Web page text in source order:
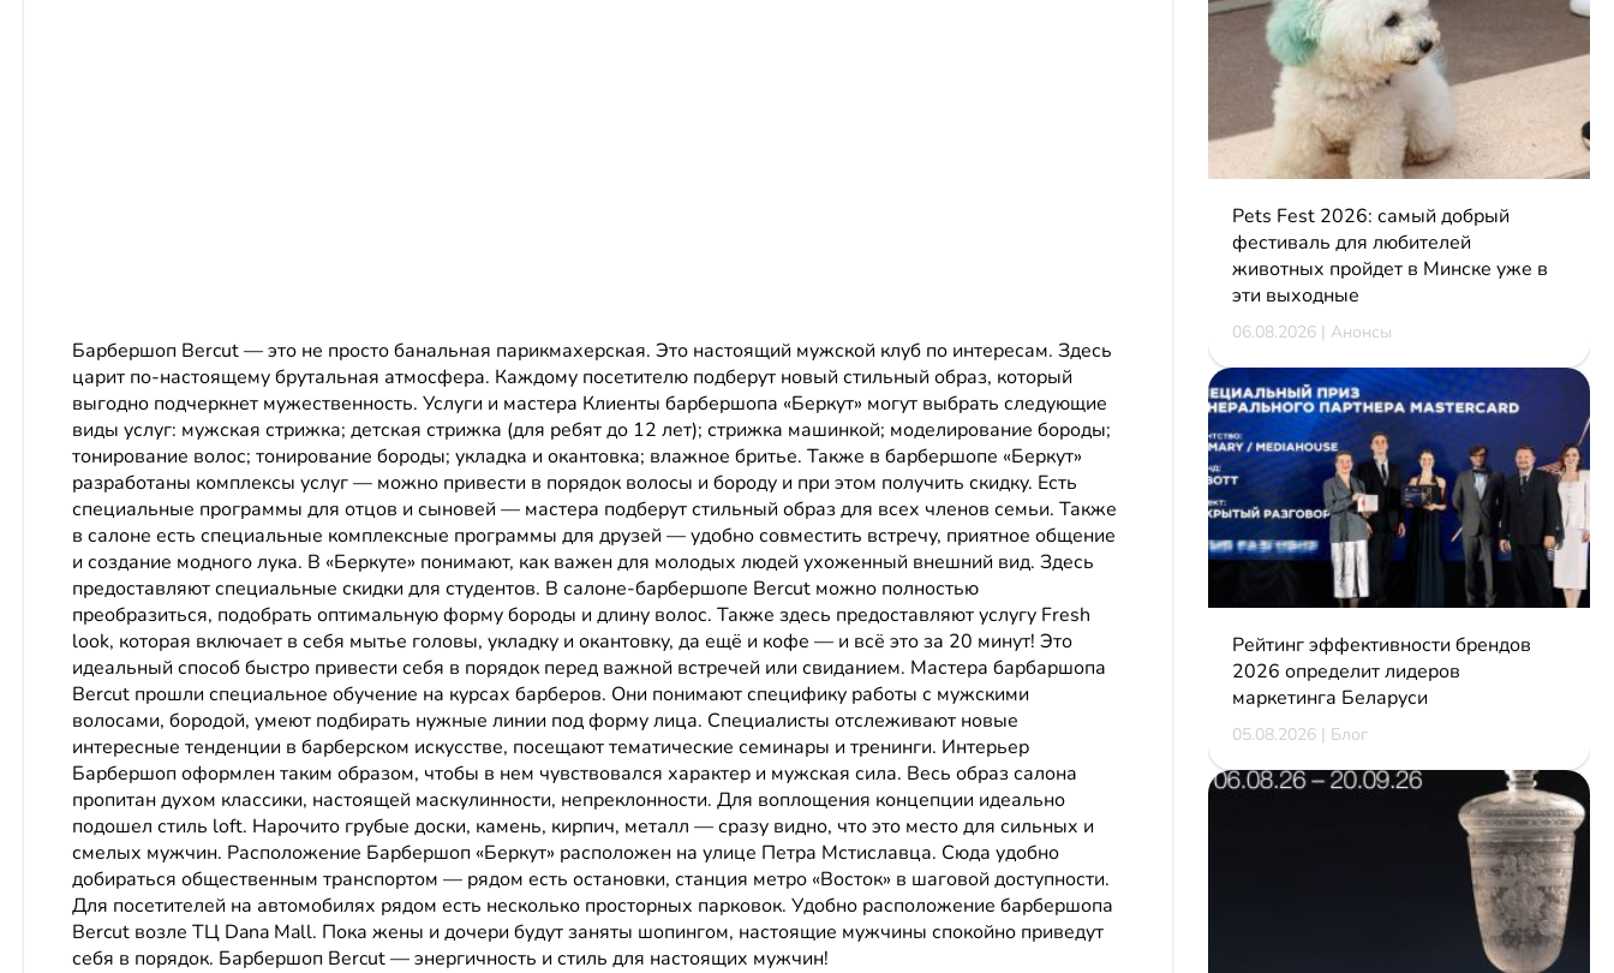
Барбершоп Bercut — это не просто банальная парикмахерская. Это настоящий мужской клуб по интересам. Здесь
царит по-настоящему брутальная атмосфера. Каждому посетителю подберут новый стильный образ, который
выгодно подчеркнет мужественность. Услуги и мастера Клиенты барбершопа «Беркут» могут выбрать следующие
виды услуг: мужская стрижка; детская стрижка (для ребят до 12 лет); стрижка машинкой; моделирование бороды;
тонирование волос; тонирование бороды; укладка и окантовка; влажное бритье. Также в барбершопе «Беркут»
разработаны комплексы услуг — можно привести в порядок волосы и бороду и при этом получить скидку. Есть
специальные программы для отцов и сыновей — мастера подберут стильный образ для всех членов семьи. Также
в салоне есть специальные комплексные программы для друзей — удобно совместить встречу, приятное общение
и создание модного лука. В «Беркуте» понимают, как важен для молодых людей ухоженный внешний вид. Здесь
предоставляют специальные скидки для студентов. В салоне-барбершопе Bercut можно полностью
преобразиться, подобрать оптимальную форму бороды и длину волос. Также здесь предоставляют услугу Fresh
look, которая включает в себя мытье головы, укладку и окантовку, да ещё и кофе — и всё это за 20 минут! Это
идеальный способ быстро привести себя в порядок перед важной встречей или свиданием. Мастера барбаршопа
Bercut прошли специальное обучение на курсах барберов. Они понимают специфику работы с мужскими
волосами, бородой, умеют подбирать нужные линии под форму лица. Специалисты отслеживают новые
интересные тенденции в барберском искусстве, посещают тематические семинары и тренинги. Интерьер
Барбершоп оформлен таким образом, чтобы в нем чувствовался характер и мужская сила. Весь образ салона
пропитан духом классики, настоящей маскулинности, непреклонности. Для воплощения концепции идеально
подошел стиль loft. Нарочито грубые доски, камень, кирпич, металл — сразу видно, что это место для сильных и
смелых мужчин. Расположение Барбершоп «Беркут» расположен на улице Петра Мстиславца. Сюда удобно
добираться общественным транспортом — рядом есть остановки, станция метро «Восток» в шаговой доступности.
Для посетителей на автомобилях рядом есть несколько просторных парковок. Удобно расположение барбершопа
Bercut возле ТЦ Dana Mall. Пока жены и дочери будут заняты шопингом, настоящие мужчины спокойно приведут
себя в порядок. Барбершоп Bercut — энергичность и стиль для настоящих мужчин!
Pets Fest 2026: самый добрый
фестиваль для любителей
животных пройдет в Минске уже в
эти выходные
06.08.2026 | Анонсы
Рейтинг эффективности брендов
2026 определит лидеров
маркетинга Беларуси
05.08.2026 | Блог